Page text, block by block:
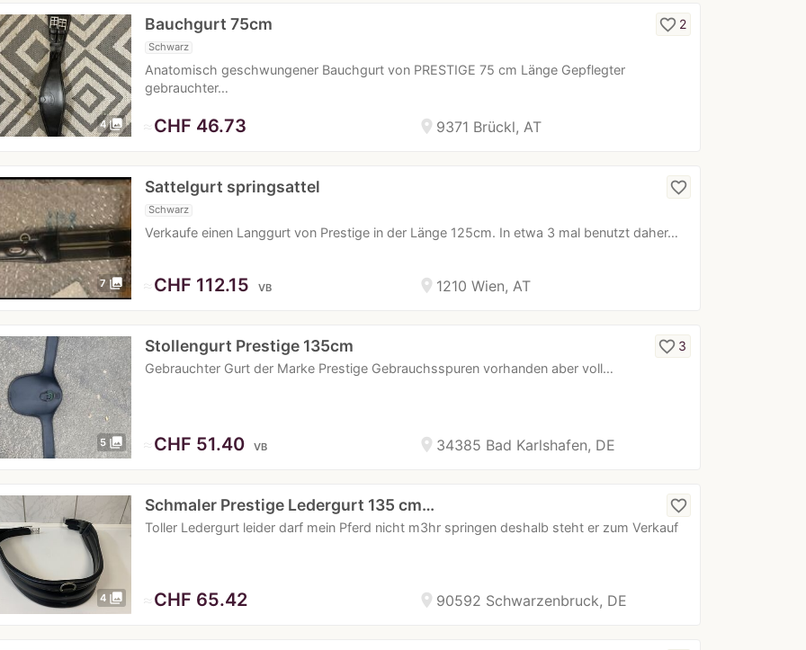
4 photo_library
Bauchgurt 75cm
Schwarz
Anatomisch geschwungener Bauchgurt von PRESTIGE 75 cm Länge Gepflegter
gebrauchter…
favorite_border 2
location_on 9371 Brückl, AT
≈CHF 46.73
7 photo_library
Sattelgurt springsattel
Schwarz
Verkaufe einen Langgurt von Prestige in der Länge 125cm. In etwa 3 mal benutzt daher…
favorite_border
location_on 1210 Wien, AT
≈CHF 112.15 VB
5 photo_library
Stollengurt Prestige 135cm
Gebrauchter Gurt der Marke Prestige Gebrauchsspuren vorhanden aber voll…
favorite_border 3
location_on 34385 Bad Karlshafen, DE
≈CHF 51.40 VB
4 photo_library
Schmaler Prestige Ledergurt 135 cm…
Toller Ledergurt leider darf mein Pferd nicht m3hr springen deshalb steht er zum Verkauf
favorite_border
location_on 90592 Schwarzenbruck, DE
≈CHF 65.42